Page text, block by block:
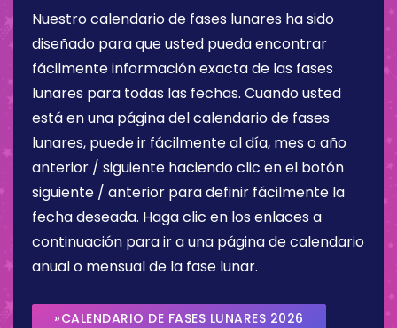
Nuestro calendario de fases lunares ha sido
diseñado para que usted pueda encontrar
fácilmente información exacta de las fases
lunares para todas las fechas. Cuando usted
está en una página del calendario de fases
lunares, puede ir fácilmente al día, mes o año
anterior / siguiente haciendo clic en el botón
siguiente / anterior para definir fácilmente la
fecha deseada. Haga clic en los enlaces a
continuación para ir a una página de calendario
anual o mensual de la fase lunar.
»CALENDARIO DE FASES LUNARES 2026